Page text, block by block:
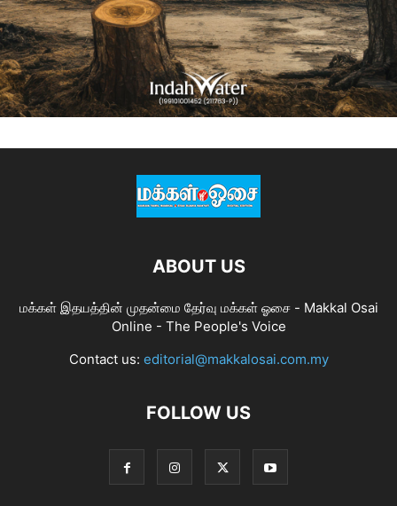
ABOUT US
மக்கள் இதயத்தின் முதன்மை தேர்வு மக்கள் ஓசை - Makkal Osai
Online - The People's Voice
Contact us: editorial@makkalosai.com.my
FOLLOW US